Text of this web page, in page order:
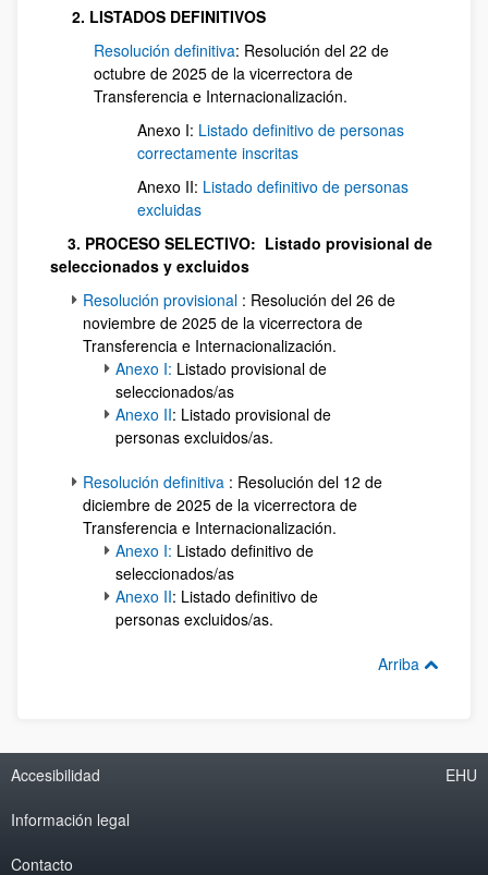
2. LISTADOS DEFINITIVOS
Resolución definitiva: Resolución del 22 de
octubre de 2025 de la vicerrectora de
Transferencia e Internacionalización.
Anexo I: Listado definitivo de personas
correctamente inscritas
Anexo II: Listado definitivo de personas
excluidas
3. PROCESO SELECTIVO: Listado provisional de
seleccionados y excluidos
Resolución provisional : Resolución del 26 de
noviembre de 2025 de la vicerrectora de
Transferencia e Internacionalización.
Anexo I: Listado provisional de
seleccionados/as
Anexo II: Listado provisional de
personas excluidos/as.
Resolución definitiva : Resolución del 12 de
diciembre de 2025 de la vicerrectora de
Transferencia e Internacionalización.
Anexo I: Listado definitivo de
seleccionados/as
Anexo II: Listado definitivo de
personas excluidos/as.
Arriba
Accesibilidad
Información legal
Contacto
EHU